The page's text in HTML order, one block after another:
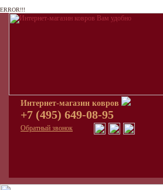
ERROR!!!
Интернет-магазин ковров
+7 (495) 649-08-95
Обратный звонок